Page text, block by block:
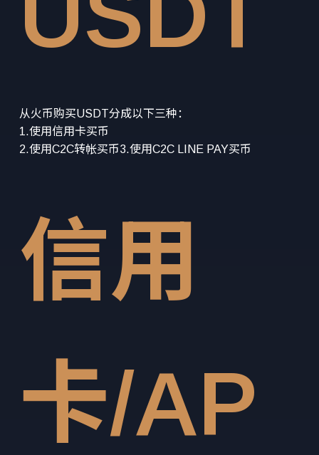
从火币购买USDT分成以下三种：
1.使用信用卡买币
2.使用C2C转帐买币3.使用C2C LINE PAY买币
信用
卡/AP